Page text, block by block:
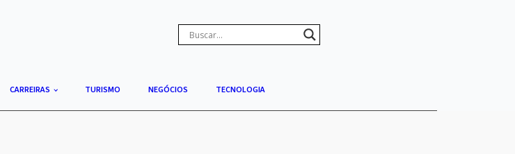
CARREIRAS TURISMO NEGÓCIOS TECNOLOGIA